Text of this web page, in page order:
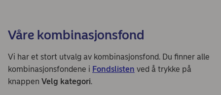
Våre kombinasjonsfond
Vi har et stort utvalg av kombinasjonsfond. Du finner alle
kombinasjonsfondene i Fondslisten ved å trykke på
knappen Velg kategori.